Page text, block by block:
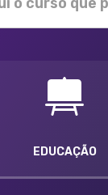
EDUCAÇÃO